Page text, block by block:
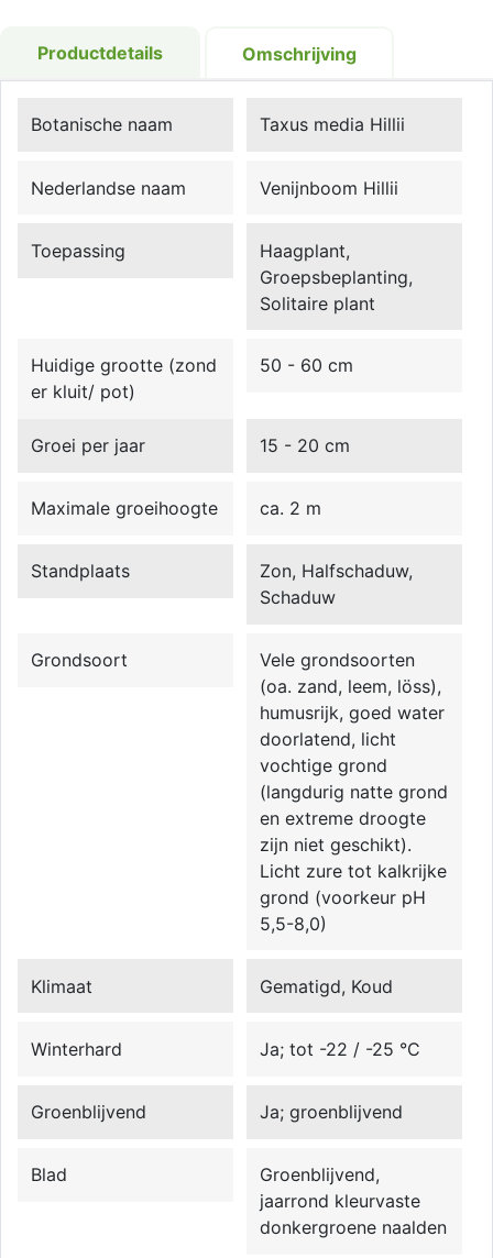
Productdetails Omschrijving
Botanische naam Taxus media Hillii
Nederlandse naam Venijnboom Hillii
Toepassing
Haagplant,
Groepsbeplanting,
Solitaire plant
Huidige grootte (zond
er kluit/ pot)
50 - 60 cm
Groei per jaar 15 - 20 cm
Maximale groeihoogte ca. 2 m
Standplaats
Zon, Halfschaduw,
Schaduw
Grondsoort
Vele grondsoorten
(oa. zand, leem, löss),
humusrijk, goed water
doorlatend, licht
vochtige grond
(langdurig natte grond
en extreme droogte
zijn niet geschikt).
Licht zure tot kalkrijke
grond (voorkeur pH
5,5-8,0)
Klimaat Gematigd, Koud
Winterhard Ja; tot -22 / -25 °C
Groenblijvend Ja; groenblijvend
Blad
Groenblijvend,
jaarrond kleurvaste
donkergroene naalden